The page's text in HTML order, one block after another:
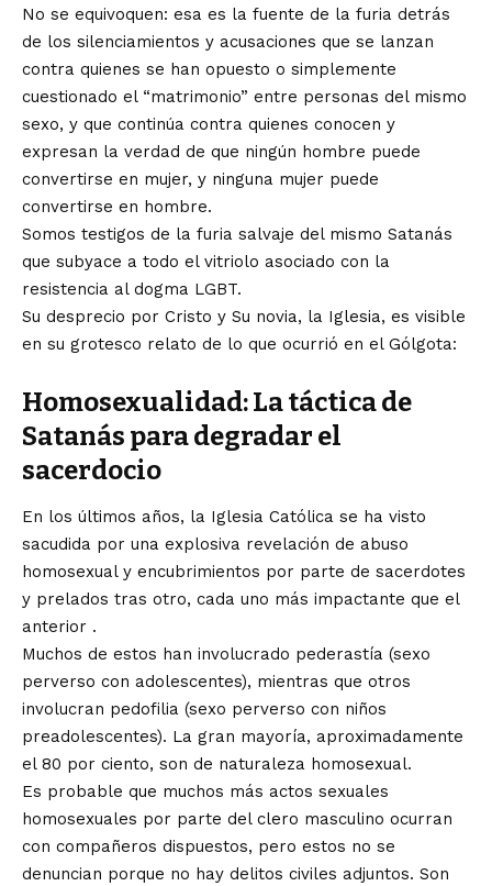
No se equivoquen: esa es la fuente de la furia detrás
de los silenciamientos y acusaciones que se lanzan
contra quienes se han opuesto o simplemente
cuestionado el “matrimonio” entre personas del mismo
sexo, y que continúa contra quienes conocen y
expresan la verdad de que ningún hombre puede
convertirse en mujer, y ninguna mujer puede
convertirse en hombre.
Somos testigos de la furia salvaje del mismo Satanás
que subyace a todo el vitriolo asociado con la
resistencia al dogma LGBT.
Su desprecio por Cristo y Su novia, la Iglesia, es visible
en su grotesco relato de lo que ocurrió en el Gólgota:
Homosexualidad: La táctica de
Satanás para degradar el
sacerdocio
En los últimos años, la Iglesia Católica se ha visto
sacudida por una explosiva revelación de abuso
homosexual y encubrimientos por parte de sacerdotes
y prelados tras otro, cada uno más impactante que el
anterior .
Muchos de estos han involucrado pederastía (sexo
perverso con adolescentes), mientras que otros
involucran pedofilia (sexo perverso con niños
preadolescentes). La gran mayoría, aproximadamente
el 80 por ciento, son de naturaleza homosexual.
Es probable que muchos más actos sexuales
homosexuales por parte del clero masculino ocurran
con compañeros dispuestos, pero estos no se
denuncian porque no hay delitos civiles adjuntos. Son